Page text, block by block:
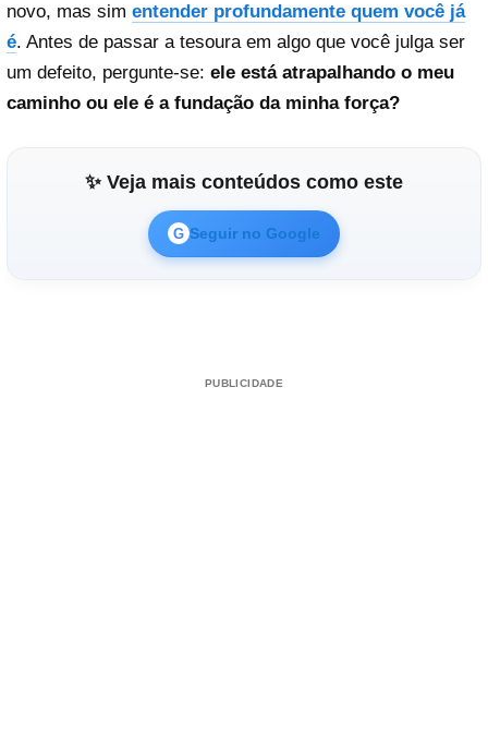
novo, mas sim entender profundamente quem você já
é. Antes de passar a tesoura em algo que você julga ser
um defeito, pergunte-se: ele está atrapalhando o meu
caminho ou ele é a fundação da minha força?
✨ Veja mais conteúdos como este
G Seguir no Google
PUBLICIDADE